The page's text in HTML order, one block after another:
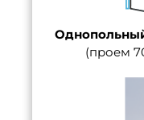
(проем